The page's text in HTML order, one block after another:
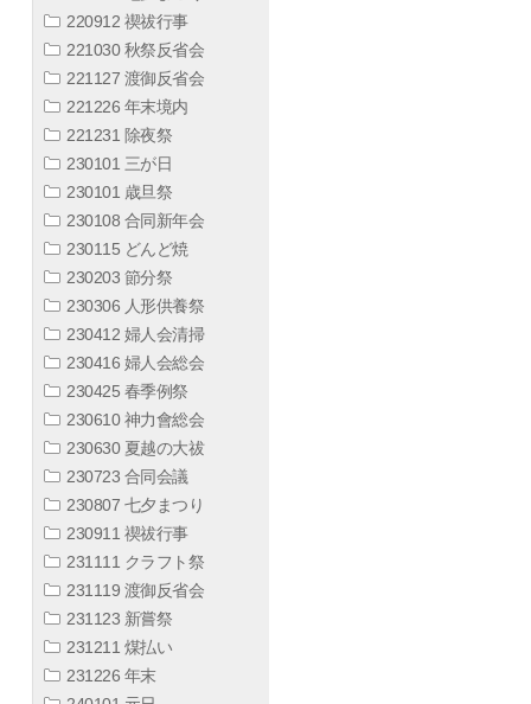
220912 禊祓行事
221030 秋祭反省会
221127 渡御反省会
221226 年末境内
221231 除夜祭
230101 三が日
230101 歳旦祭
230108 合同新年会
230115 どんど焼
230203 節分祭
230306 人形供養祭
230412 婦人会清掃
230416 婦人会総会
230425 春季例祭
230610 神力會総会
230630 夏越の大祓
230723 合同会議
230807 七夕まつり
230911 禊祓行事
231111 クラフト祭
231119 渡御反省会
231123 新嘗祭
231211 煤払い
231226 年末